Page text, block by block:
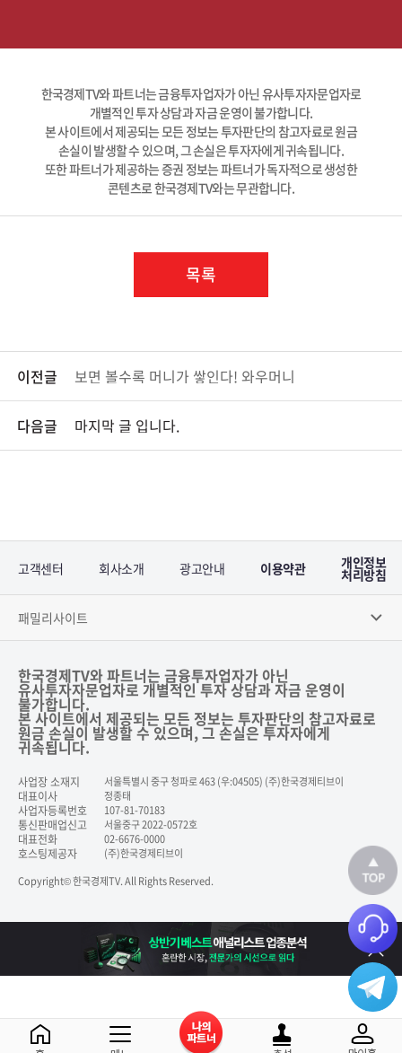
한국경제TV와 파트너는 금융투자업자가 아닌 유사투자자문업자로
개별적인 투자 상담과 자금 운영이 불가합니다.
본 사이트에서 제공되는 모든 정보는 투자판단의 참고자료로 원금
손실이 발생할 수 있으며, 그 손실은 투자자에게 귀속됩니다.
또한 파트너가 제공하는 증권 정보는 파트너가 독자적으로 생성한
콘텐츠로 한국경제TV와는 무관합니다.
목록
이전글 보면 볼수록 머니가 쌓인다! 와우머니
다음글 마지막 글 입니다.
고객센터 회사소개 광고안내 이용약관 개인정보
처리방침
패밀리사이트
한국경제TV와 파트너는 금융투자업자가 아닌
유사투자자문업자로 개별적인 투자 상담과 자금 운영이
불가합니다.
본 사이트에서 제공되는 모든 정보는 투자판단의 참고자료로
원금 손실이 발생할 수 있으며, 그 손실은 투자자에게
귀속됩니다.
사업장 소재지 서울특별시 중구 청파로 463 (우:04505) (주)한국경제티브이
대표이사 정종태
사업자등록번호 107-81-70183
통신판매업신고 서울중구 2022-0572호
대표전화 02-6676-0000
호스팅제공자
(주)한국경제티브이
Copyright© 한국경제TV. All Rights Reserved.
닫기